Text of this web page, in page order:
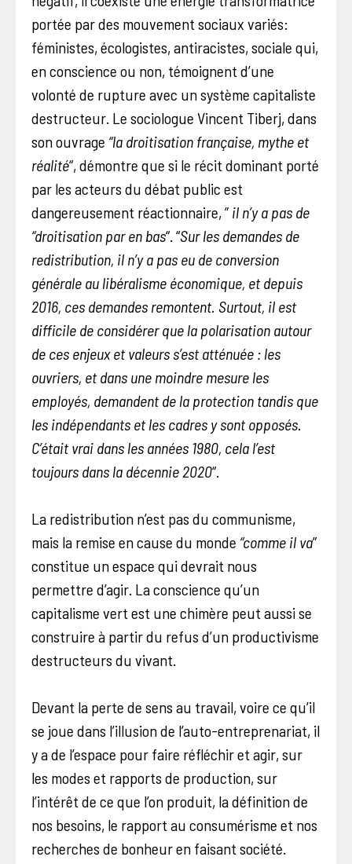
portée par des mouvement sociaux variés:
féministes, écologistes, antiracistes, sociale qui,
en conscience ou non, témoignent d’une
volonté de rupture avec un système capitaliste
destructeur. Le sociologue Vincent Tiberj, dans
son ouvrage “la droitisation française, mythe et
réalité“, démontre que si le récit dominant porté
par les acteurs du débat public est
dangereusement réactionnaire, ” il n’y a pas de
“droitisation par en bas“. “Sur les demandes de
redistribution, il n’y a pas eu de conversion
générale au libéralisme économique, et depuis
2016, ces demandes remontent. Surtout, il est
difficile de considérer que la polarisation autour
de ces enjeux et valeurs s’est atténuée : les
ouvriers, et dans une moindre mesure les
employés, demandent de la protection tandis que
les indépendants et les cadres y sont opposés.
C’était vrai dans les années 1980, cela l’est
toujours dans la décennie 2020“.
La redistribution n’est pas du communisme,
mais la remise en cause du monde “comme il va”
constitue un espace qui devrait nous
permettre d’agir. La conscience qu’un
capitalisme vert est une chimère peut aussi se
construire à partir du refus d’un productivisme
destructeurs du vivant.
Devant la perte de sens au travail, voire ce qu’il
se joue dans l’illusion de l’auto-entreprenariat, il
y a de l’espace pour faire réfléchir et agir, sur
les modes et rapports de production, sur
l’intérêt de ce que l’on produit, la définition de
nos besoins, le rapport au consumérisme et nos
recherches de bonheur en faisant société.